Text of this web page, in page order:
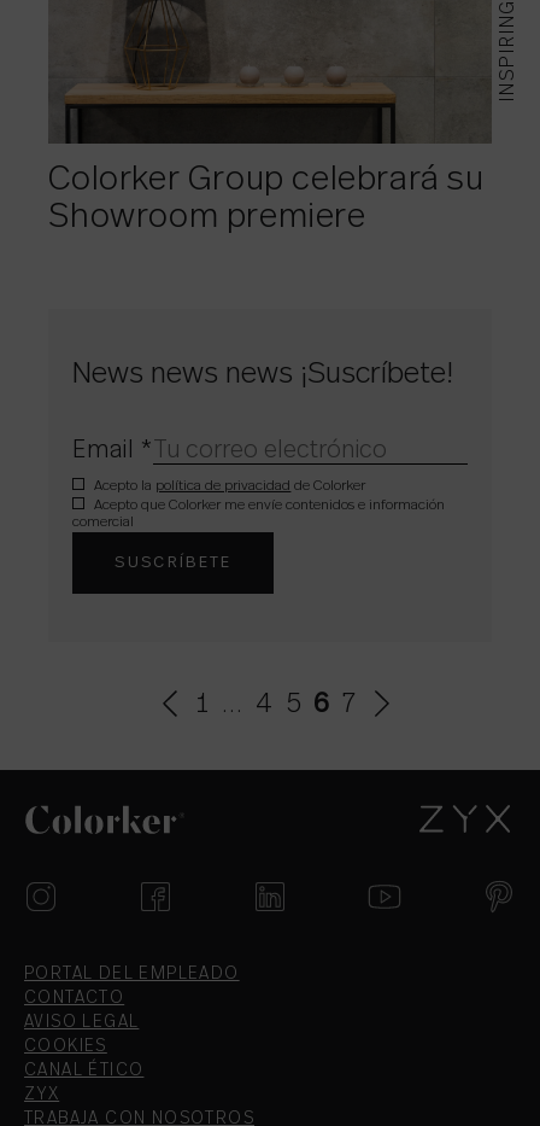
INSPIRING
Colorker Group celebrará su
Showroom premiere
News news news ¡Suscríbete!
Email *
Acepto la política de privacidad de Colorker
Acepto que Colorker me envíe contenidos e información
comercial
1 … 4 5 6 7
PORTAL DEL EMPLEADO
CONTACTO
AVISO LEGAL
COOKIES
CANAL ÉTICO
ZYX
TRABAJA CON NOSOTROS